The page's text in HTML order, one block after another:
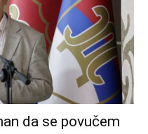
da se povučem